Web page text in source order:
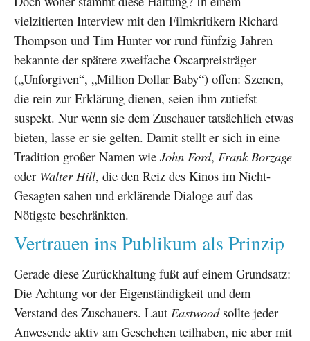
vielzitierten Interview mit den Filmkritikern Richard
Thompson und Tim Hunter vor rund fünfzig Jahren
bekannte der spätere zweifache Oscarpreisträger
(„Unforgiven“, „Million Dollar Baby“) offen: Szenen,
die rein zur Erklärung dienen, seien ihm zutiefst
suspekt. Nur wenn sie dem Zuschauer tatsächlich etwas
bieten, lasse er sie gelten. Damit stellt er sich in eine
Tradition großer Namen wie John Ford, Frank Borzage
oder Walter Hill, die den Reiz des Kinos im Nicht-
Gesagten sahen und erklärende Dialoge auf das
Nötigste beschränkten.
Vertrauen ins Publikum als Prinzip
Gerade diese Zurückhaltung fußt auf einem Grundsatz:
Die Achtung vor der Eigenständigkeit und dem
Verstand des Zuschauers. Laut Eastwoodsollte jeder
Anwesende aktiv am Geschehen teilhaben, nie aber mit